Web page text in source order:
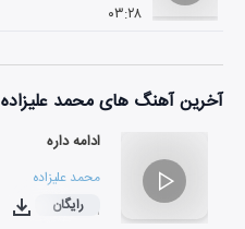
۰۳:۲۸
آخرین آهنگ های محمد علیزاده
ادامه داره
محمد علیزاده
۰۳:۱۱رایگان